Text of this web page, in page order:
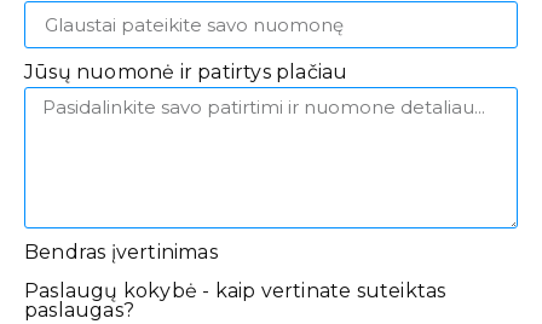
Jūsų nuomonė ir patirtys plačiau
Bendras įvertinimas
Paslaugų kokybė - kaip vertinate suteiktas
paslaugas?